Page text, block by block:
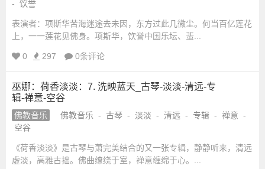
国
站
- 饮誉
表演者：项斯华苦海迷途去未因，东方过此几微尘。何当百亿莲花
上，一一莲花见佛身。项斯华，饮誉中国乐坛、蜚...
0 297 0条评论
巫娜：荷香淡淡：7. 洗映蓝天_古琴-淡淡-清远-专
辑-禅意-空谷
佛教音乐 佛教音乐 - 古琴 - 淡淡 - 清远 - 专辑 - 禅意 -
空谷
《荷香淡淡》是古琴与萧完美结合的又一张专辑，静静听来，清远
虚淡，高雅古拙。佛曲缭绕于室，禅意缠绵于心。...